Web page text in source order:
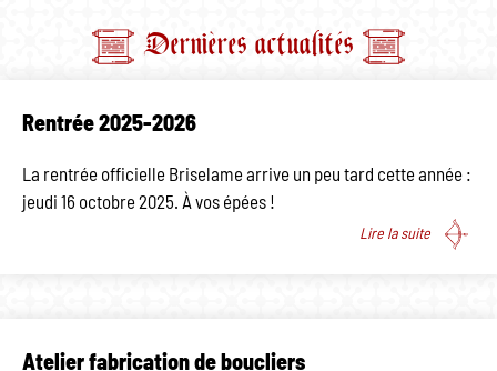
Dernières actualités
Rentrée 2025-2026
La rentrée officielle Briselame arrive un peu tard cette année :
jeudi 16 octobre 2025. À vos épées !
Lire la suite
Atelier fabrication de boucliers